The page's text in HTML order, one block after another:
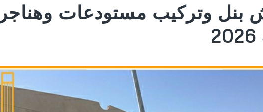
بنل وتركيب مستودعات وهناجر